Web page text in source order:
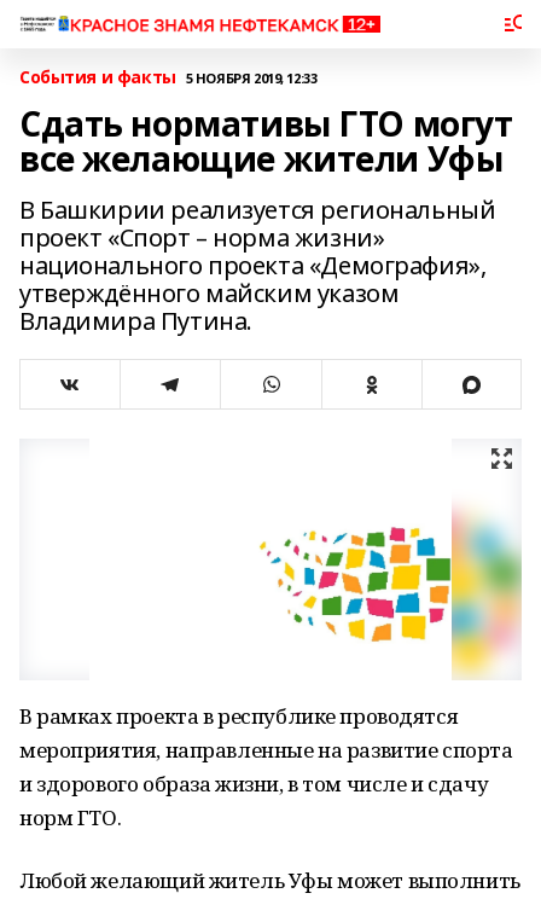
События и факты 5 НОЯБРЯ 2019, 12:33
Сдать нормативы ГТО могут
все желающие жители Уфы
В Башкирии реализуется региональный
проект «Спорт – норма жизни»
национального проекта «Демография»,
утверждённого майским указом
Владимира Путина.
В рамках проекта в республике проводятся
мероприятия, направленные на развитие спорта
и здорового образа жизни, в том числе и сдачу
норм ГТО.
Любой желающий житель Уфы может выполнить